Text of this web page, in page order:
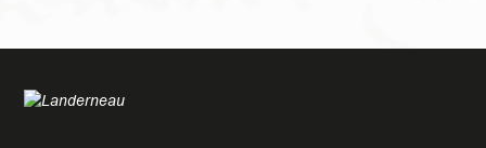
2 E 118 - Registre de naissances - 1911